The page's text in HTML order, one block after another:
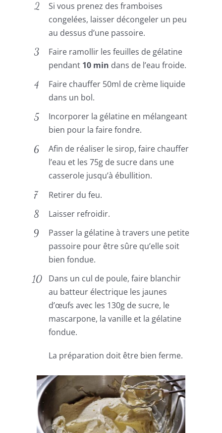
Si vous prenez des framboises
congelées, laisser décongeler un peu
au dessus d’une passoire.
Faire ramollir les feuilles de gélatine
pendant 10 min dans de l’eau froide.
Faire chauffer 50ml de crème liquide
dans un bol.
Incorporer la gélatine en mélangeant
bien pour la faire fondre.
Afin de réaliser le sirop, faire chauffer
l’eau et les 75g de sucre dans une
casserole jusqu’à ébullition.
Retirer du feu.
Laisser refroidir.
Passer la gélatine à travers une petite
passoire pour être sûre qu’elle soit
bien fondue.
Dans un cul de poule, faire blanchir
au batteur électrique les jaunes
d’œufs avec les 130g de sucre, le
mascarpone, la vanille et la gélatine
fondue.
La préparation doit être bien ferme.